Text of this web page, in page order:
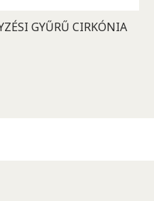
GYŰRŰ CIRKÓNIA